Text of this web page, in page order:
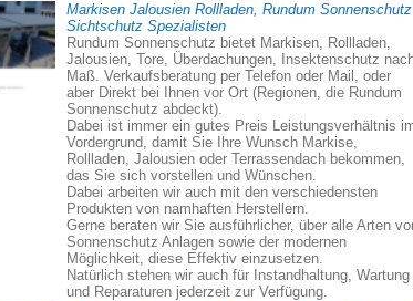
Markisen Jalousien Rollladen, Rundum Sonnenschutz
Sichtschutz Spezialisten
Rundum Sonnenschutz bietet Markisen, Rollladen,
Jalousien, Tore, Überdachungen, Insektenschutz
Maß. Verkaufsberatung per Telefon oder Mail, oder
aber Direkt bei Ihnen vor Ort (Regionen, die Rundum
Sonnenschutz abdeckt).
Dabei ist immer ein gutes Preis Leistungsverhältnis
Vordergrund, damit Sie Ihre Wunsch Markise,
Rollladen, Jalousien oder Terrassendach bekommen,
das Sie sich vorstellen und Wünschen.
Dabei arbeiten wir auch mit den verschiedensten
Produkten von namhaften Herstellern.
Gerne beraten wir Sie ausführlicher, über alle Arten
Sonnenschutz Anlagen sowie der modernen
Möglichkeit, diese Effektiv einzusetzen.
Natürlich stehen wir auch für Instandhaltung, Wartung
und Reparaturen jederzeit zur Verfügung.